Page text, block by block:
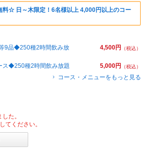
料☆ 日～木限定！6名様以上 4,000円以上のコー
4,500円
（税込）
9品◆250種2時間飲み放
5,000円
（税込）
ス◆250種2時間飲み放題
コース・メニューをもっと見る
た。
てください。